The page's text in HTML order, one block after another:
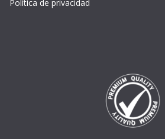
Política de privacidad